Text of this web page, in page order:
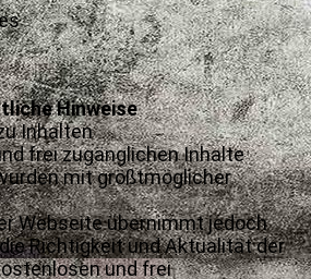
Hinweise
Inhalten
frei zugänglichen Inhalte
mit größtmöglicher
Webseite übernimmt jedoch
Richtigkeit und Aktualität der
und frei